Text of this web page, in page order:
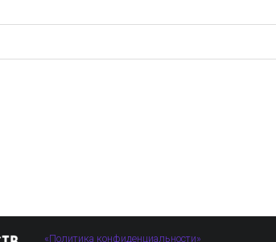
«Политика конфиденциальности»